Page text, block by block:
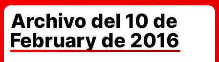
Archivo del 10 de
February de 2016